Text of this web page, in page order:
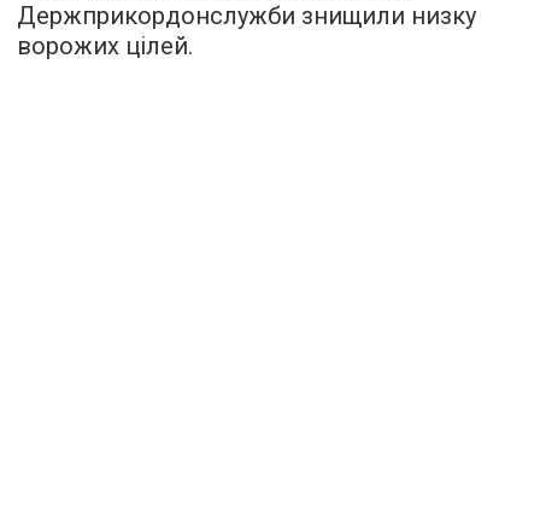
Держприкордонслужби знищили низку
ворожих цілей.